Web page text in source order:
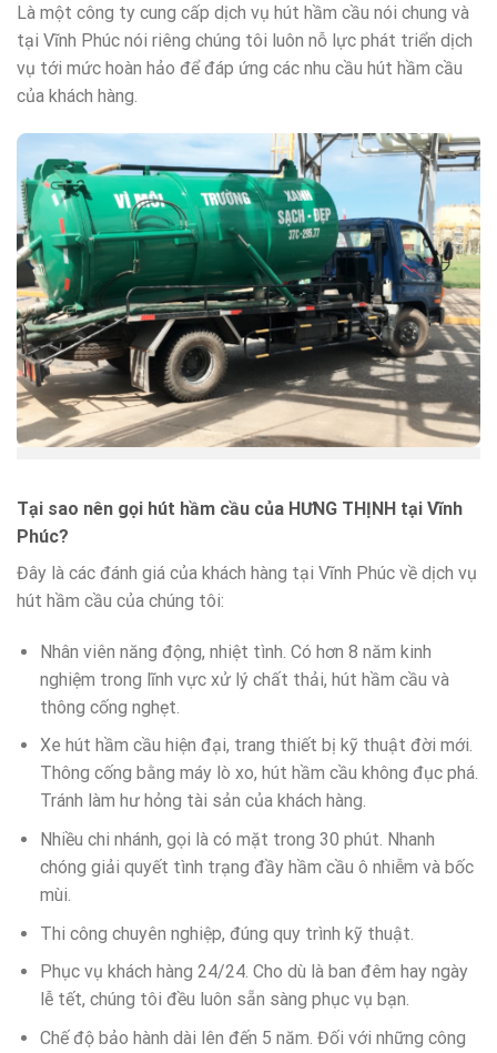
Là một công ty cung cấp dịch vụ hút hầm cầu nói chung và
tại Vĩnh Phúc nói riêng chúng tôi luôn nỗ lực phát triển dịch
vụ tới mức hoàn hảo để đáp ứng các nhu cầu hút hầm cầu
của khách hàng.
Tại sao nên gọi hút hầm cầu của HƯNG THỊNH tại Vĩnh
Phúc?
Đây là các đánh giá của khách hàng tại Vĩnh Phúc về dịch vụ
hút hầm cầu của chúng tôi:
Nhân viên năng động, nhiệt tình. Có hơn 8 năm kinh
nghiệm trong lĩnh vực xử lý chất thải, hút hầm cầu và
thông cống nghẹt.
Xe hút hầm cầu hiện đại, trang thiết bị kỹ thuật đời mới.
Thông cống bằng máy lò xo, hút hầm cầu không đục phá.
Tránh làm hư hỏng tài sản của khách hàng.
Nhiều chi nhánh, gọi là có mặt trong 30 phút. Nhanh
chóng giải quyết tình trạng đầy hầm cầu ô nhiễm và bốc
mùi.
Thi công chuyên nghiệp, đúng quy trình kỹ thuật.
Phục vụ khách hàng 24/24. Cho dù là ban đêm hay ngày
lễ tết, chúng tôi đều luôn sẵn sàng phục vụ bạn.
Chế độ bảo hành dài lên đến 5 năm. Đối với những công